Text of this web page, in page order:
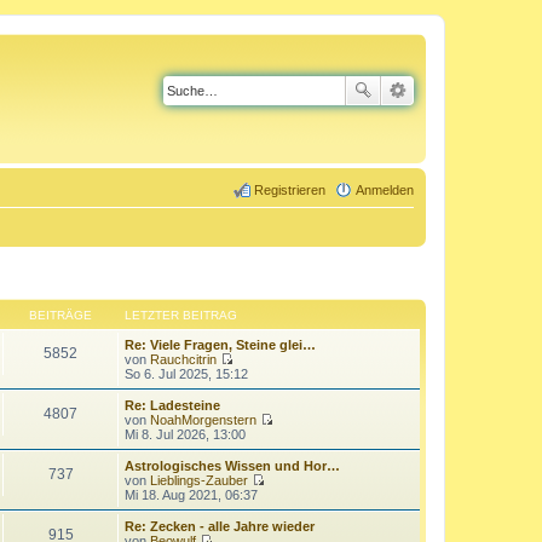
Anmelden
Registrieren
BEITRÄGE LETZTER BEITRAG
5852
Re: Viele Fragen, Steine glei…
von Rauchcitrin
N
e
e
s
t
e
r
B
e
i
t
So 6. Jul 2025, 15:12
4807
Re: Ladesteine
von NoahMorgenstern
e
u
e
r
Mi 8. Jul 2026, 13:00
737
Astrologisches Wissen und Hor…
von Lieblings-Zauber
e
u
e
Mi 18. Aug 2021, 06:37
915
Re: Zecken - alle Jahre wieder